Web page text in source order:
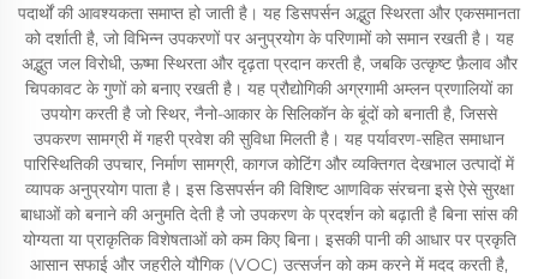
पदार्थों की आवश्यकता समाप्त हो जाती है। यह डिसपर्सन अद्भुत स्थिरता और एकसमानता
को दर्शाती है, जो विभिन्न उपकरणों पर अनुप्रयोग के परिणामों को समान रखती है। यह
अद्भुत जल विरोधी, ऊष्मा स्थिरता और दृढ़ता प्रदान करती है, जबकि उत्कृष्ट फ़ैलाव और
चिपकावट के गुणों को बनाए रखती है। यह प्रौद्योगिकी अग्रगामी अम्लन प्रणालियों का
उपयोग करती है जो स्थिर, नैनो-आकार के सिलिकॉन के बूंदों को बनाती है, जिससे
उपकरण सामग्री में गहरी प्रवेश की सुविधा मिलती है। यह पर्यावरण-सहित समाधान
पारिस्थितिकी उपचार, निर्माण सामग्री, कागज कोटिंग और व्यक्तिगत देखभाल उत्पादों में
व्यापक अनुप्रयोग पाता है। इस डिसपर्सन की विशिष्ट आणविक संरचना इसे ऐसे सुरक्षा
बाधाओं को बनाने की अनुमति देती है जो उपकरण के प्रदर्शन को बढ़ाती है बिना सांस की
योग्यता या प्राकृतिक विशेषताओं को कम किए बिना। इसकी पानी की आधार पर प्रकृति
आसान सफाई और जहरीले यौगिक (VOC) उत्सर्जन को कम करने में मदद करती है,